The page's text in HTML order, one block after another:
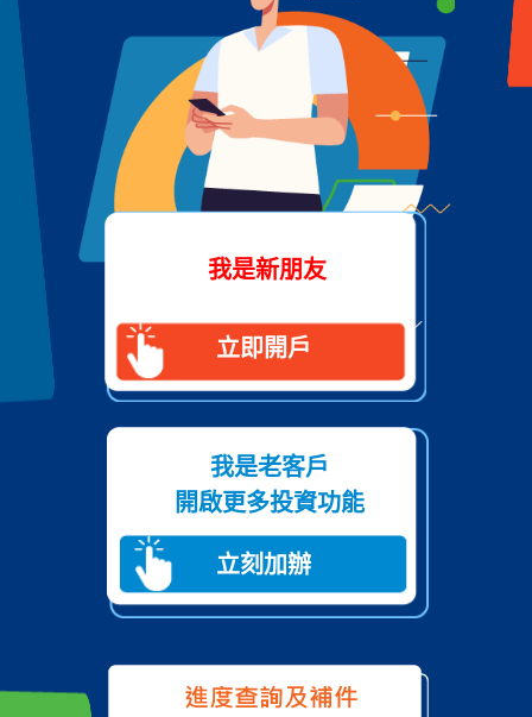
我是新朋友
立即開戶
我是老客戶
開啟更多投資功能
立刻加辦